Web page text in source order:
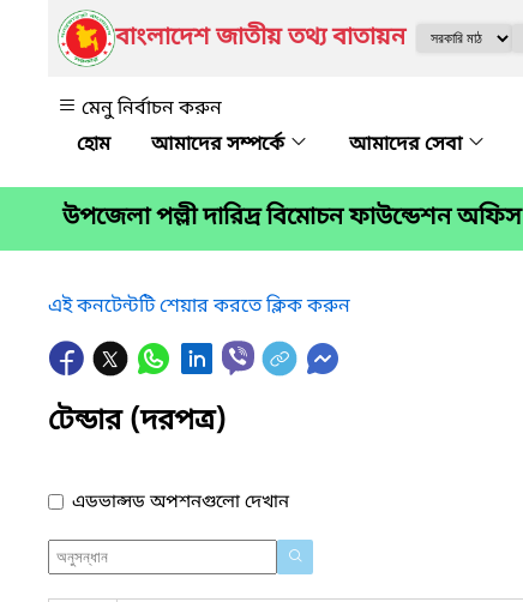
বাংলাদেশ জাতীয় তথ্য বাতায়ন
মেনু নির্বাচন করুন
আমাদের সম্পর্কে
আমাদের সেবা
উপজেলা পল্লী দারিদ্র বিমোচন ফাউন্ডেশন অফিস
এই কনটেন্টটি শেয়ার করতে ক্লিক করুন
টেন্ডার (দরপত্র)
এডভান্সড অপশনগুলো দেখান